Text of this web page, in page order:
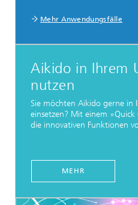
Mehr Anwendungsfälle
Aikido in Ihrem
nutzen
Sie möchten Aikido gerne in
einsetzen? Mit einem »Quick
die innovativen Funktionen
MEHR